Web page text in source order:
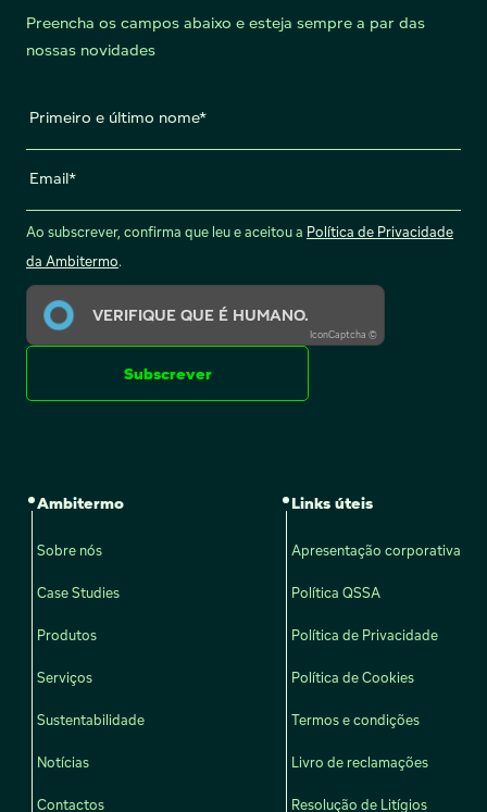
Preencha os campos abaixo e esteja sempre a par das
nossas novidades
Ao subscrever, confirma que leu e aceitou a Política de Privacidade
da Ambitermo.
VERIFIQUE QUE É HUMANO.
IconCaptcha ©
Subscrever
Ambitermo
Sobre nós
Case Studies
Produtos
Serviços
Sustentabilidade
Notícias
Contactos
Links úteis
Apresentação corporativa
Política QSSA
Política de Privacidade
Política de Cookies
Termos e condições
Livro de reclamações
Resolução de Litígios